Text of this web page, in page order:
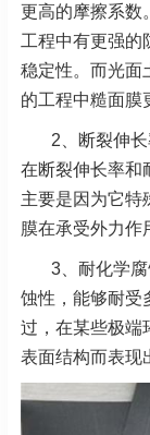
更高的摩擦系数
工程中有更强的
稳定性。而光面
的工程中糙面膜
2、断裂伸
在断裂伸长率和
主要是因为它特
膜在承受外力作
3、耐化学
蚀性，能够耐受
过，在某些极端
表面结构而表现